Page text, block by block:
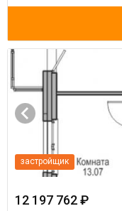
застройщик
12 197 762 ₽